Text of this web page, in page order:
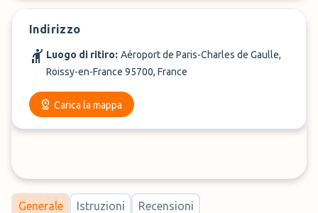
Indirizzo
Luogo di ritiro: Aéroport de Paris-Charles de Gaulle,
Roissy-en-France 95700, France
Carica la mappa
Generale Istruzioni Recensioni